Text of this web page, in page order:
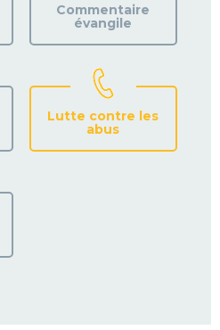
Commentaire
évangile
Lutte contre les
abus